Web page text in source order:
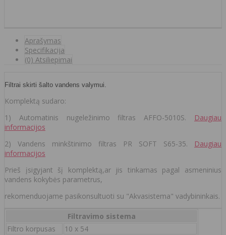
Aprašymas
Specifikacija
(0) Atsiliepimai
Filtrai skirti šalto vandens valymui.
Komplektą sudaro:
1) Automatinis nugeležinimo filtras AFFO-5010S.
Daugiau
informacijos
2) Vandens minkštinimo filtras PR SOFT S65-35.
Daugiau
informacijos
Prieš įsigyjant šį komplektą,ar jis tinkamas pagal asmeninius
vandens kokybės parametrus,
rekomenduojame pasikonsultuoti su "Akvasistema" vadybininkais.
Filtravimo sistema
Filtro korpusas
10 x 54